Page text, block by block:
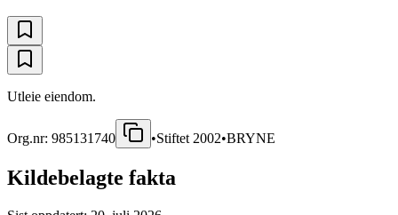
Utleie eiendom.
Org.nr: 985131740 •Stiftet 2002•BRYNE
Kildebelagte fakta